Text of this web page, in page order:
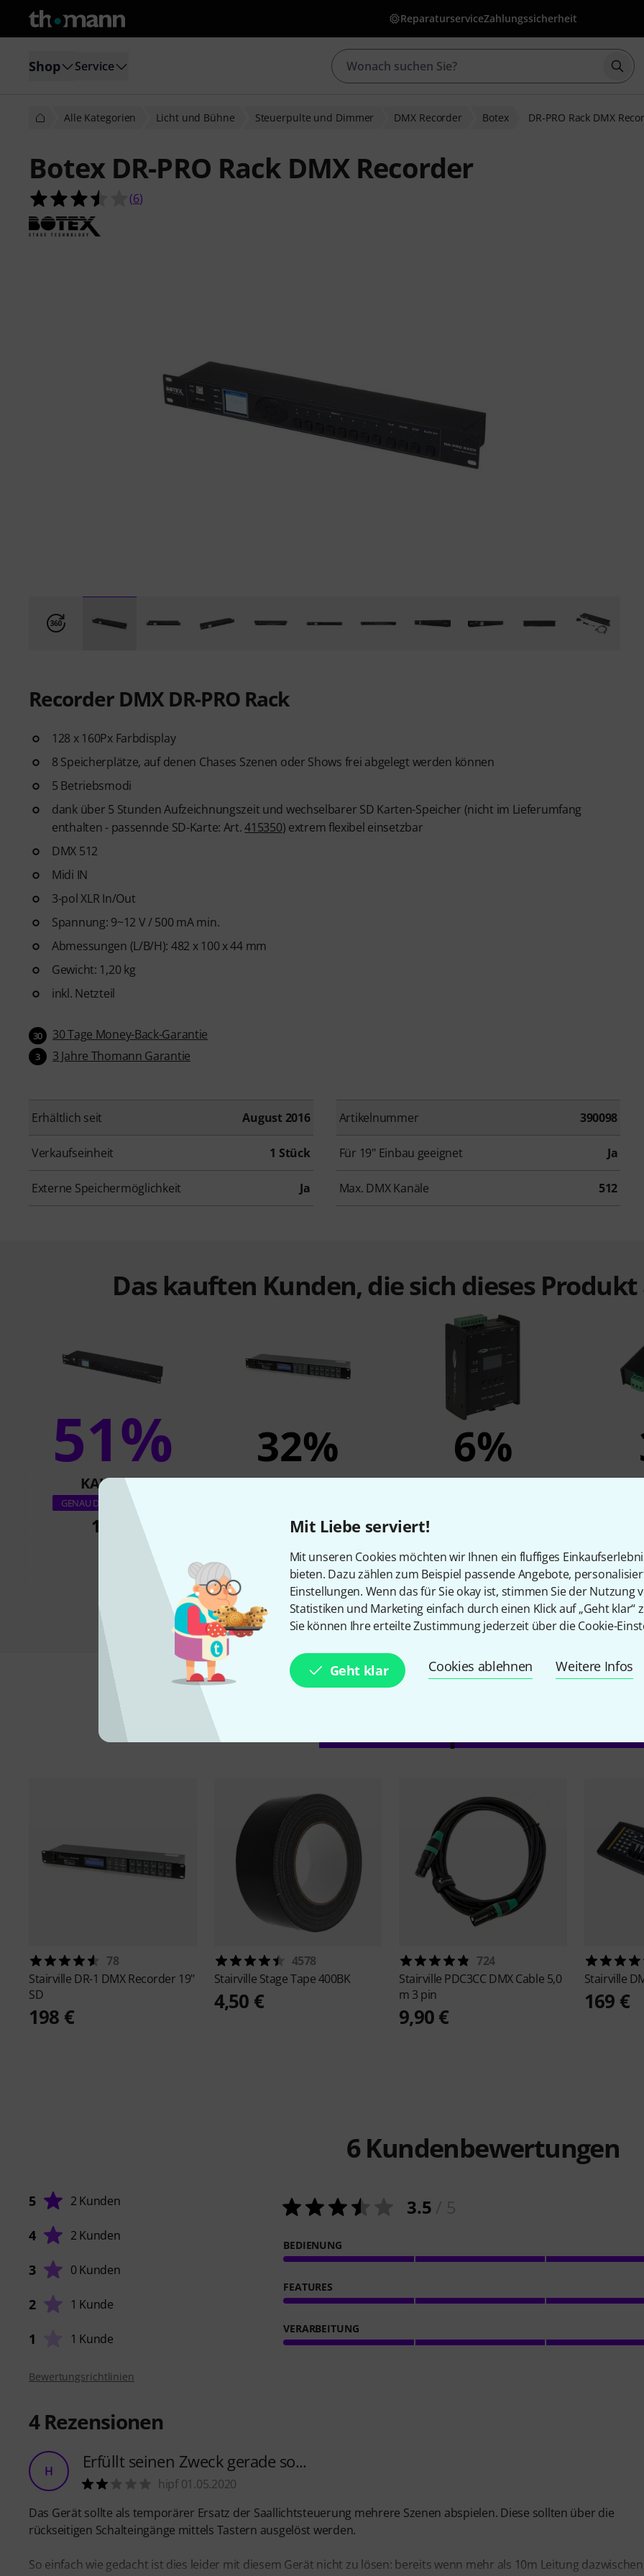
Mit Liebe serviert!
Mit unseren Cookies möchten wir Ihnen ein fluffiges
bieten. Dazu zählen zum Beispiel passende Angebote,
Einstellungen. Wenn das für Sie okay ist, stimmen Sie der Nutzung
Statistiken und Marketing einfach durch einen Klick auf „Geht klar“
Sie können Ihre erteilte Zustimmung jederzeit über die Cookie-
Geht klar Cookies ablehnen Weitere Infos
ReparaturserviceZahlungssicherheit
Shop Service
Alle Kategorien Licht und Bühne Steuerpulte und Dimmer DMX Recorder Botex DR-PRO Rack DMX
Botex DR-PRO Rack DMX Recorder
3.5 von 5 Sternen aus 6 Kundenbewertungen
(6)
Recorder DMX DR-PRO Rack
128 x 160Px Farbdisplay
8 Speicherplätze, auf denen Chases Szenen oder Shows frei abgelegt werden können
5 Betriebsmodi
dank über 5 Stunden Aufzeichnungszeit und wechselbarer SD Karten-Speicher (nicht im Lieferumfang
enthalten - passennde SD-Karte: Art.415350) extrem flexibel einsetzbar
DMX 512
Midi IN
3-pol XLR In/Out
Spannung: 9~12 V / 500 mA min.
Abmessungen (L/B/H): 482 x 100 x 44 mm
Gewicht: 1,20 kg
inkl. Netzteil
30 30 Tage Money-Back-Garantie
3 3 Jahre Thomann Garantie
Erhältlich seit August 2016 Artikelnummer 390098
Verkaufseinheit 1 Stück Für 19" Einbau geeignet Ja
Externe Speichermöglichkeit Ja Max. DMX Kanäle 512
Das kauften Kunden, die sich dieses
51%
KAUFTEN
GENAU DIESES PRODUKT
189 €
32%
KAUFTEN
19" SD
6%
KAUFTEN
Vergleichen
Zubehör & passende
78
Stairville DR-1 DMX Recorder 19"
SD
198 €
4578
Stairville Stage Tape 400BK
4,50 €
724
Stairville PDC3CC DMX Cable 5,0
m 3 pin
9,90 €
Stairville
169 €
6Kundenbewertungen
5 2 Kunden
4 2 Kunden
3 0 Kunden
2 1 Kunde
1 1 Kunde
3.5
BEDIENUNG
FEATURES
VERARBEITUNG
Bewertungsrichtlinien
4Rezensionen
H Erfüllt seinen Zweck gerade so...
hipf 01.05.2020
Das Gerät sollte als temporärer Ersatz der Saallichtsteuerung mehrere Szenen abspielen. Diese sollten über die
rückseitigen Schalteingänge mittels Tastern ausgelöst werden.
So einfach wie gedacht ist dies leider mit diesem Gerät nicht zu lösen: bereits wenn mehr als 10m Leitung